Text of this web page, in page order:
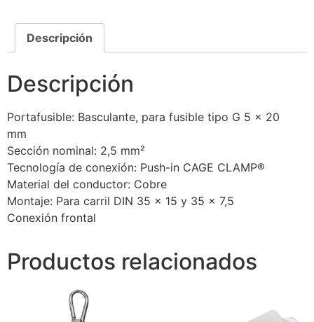
Descripción
Descripción
Portafusible: Basculante, para fusible tipo G 5 × 20
mm
Sección nominal: 2,5 mm²
Tecnología de conexión: Push-in CAGE CLAMP®
Material del conductor: Cobre
Montaje: Para carril DIN 35 x 15 y 35 x 7,5
Conexión frontal
Productos relacionados